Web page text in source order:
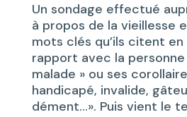
Un sondage effectué
à propos de la vieillesse
mots clés qu’ils citent
rapport avec la
malade » ou ses
handicapé, invalide,
dément…». Puis vient le